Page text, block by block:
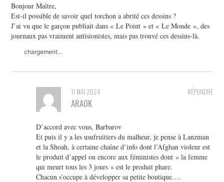
Bonjour Maître,
Est-il possible de savoir quel torchon a abrité ces dessins ?
J’ai vu que le garçon publiait dans « Le Point » et « Le Monde », des
journaux pas vraiment antisionistes, mais pas trouvé ces dessins-là.
chargement…
RÉPONDRE
11 MAI 2024
ARAOK
D’accord avec vous, Barbarov
Et puis il y a les usufruitiers du malheur, je pense à Lanzman
et la Shoah, à certaine chaîne d’info dont l’Afghan violeur est
le produit d’appel ou encore aux féministes dont » la femme
qui meurt tous les 3 jours » est le produit phare.
Chacun s’occupe à développer sa petite boutique….